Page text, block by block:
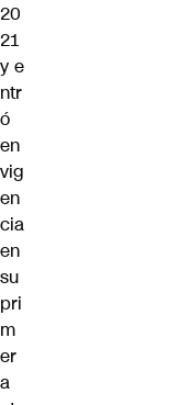
20
21
y e
ntr
ó
en
vig
en
cia
en
su
pri
m
er
a